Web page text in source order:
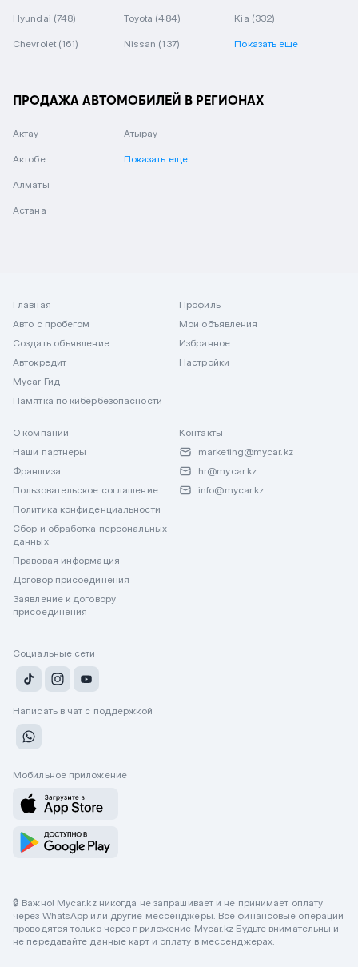
Hyundai (748) Toyota (484) Kia (332)
Chevrolet (161) Nissan (137) Показать еще
ПРОДАЖА АВТОМОБИЛЕЙ В РЕГИОНАХ
Актау
Актобе
Алматы
Астана
Атырау
Показать еще
Главная
Авто с пробегом
Создать объявление
Автокредит
Mycar Гид
Памятка по кибербезопасности
Профиль
Мои объявления
Избранное
Настройки
О компании
Наши партнеры
Франшиза
Пользовательское соглашение
Политика конфиденциальности
Сбор и обработка персональных
данных
Правовая информация
Договор присоединения
Заявление к договору
присоединения
Контакты
marketing@mycar.kz
hr@mycar.kz
info@mycar.kz
Социальные сети
Написать в чат с поддержкой
Мобильное приложение
🔒 Важно! Mycar.kz никогда не запрашивает и не принимает оплату
через WhatsApp или другие мессенджеры. Все финансовые операции
проводятся только через приложение Mycar.kz Будьте внимательны и
не передавайте данные карт и оплату в мессенджерах.